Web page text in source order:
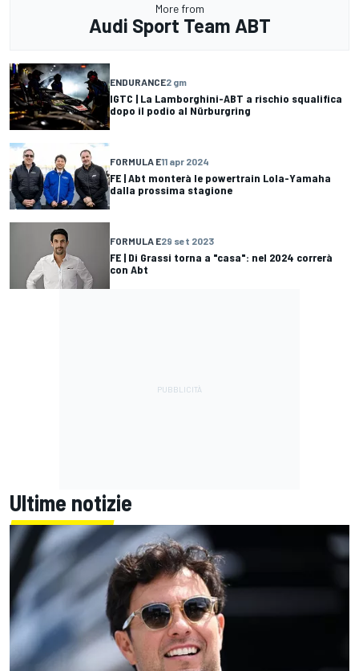
More from
Audi Sport Team ABT
ENDURANCE2 gm
IGTC | La Lamborghini-ABT a rischio squalifica
dopo il podio al Nürburgring
FORMULA E11 apr 2024
FE | Abt monterà le powertrain Lola-Yamaha
dalla prossima stagione
FORMULA E29 set 2023
FE | Di Grassi torna a "casa": nel 2024 correrà
con Abt
Ultime notizie